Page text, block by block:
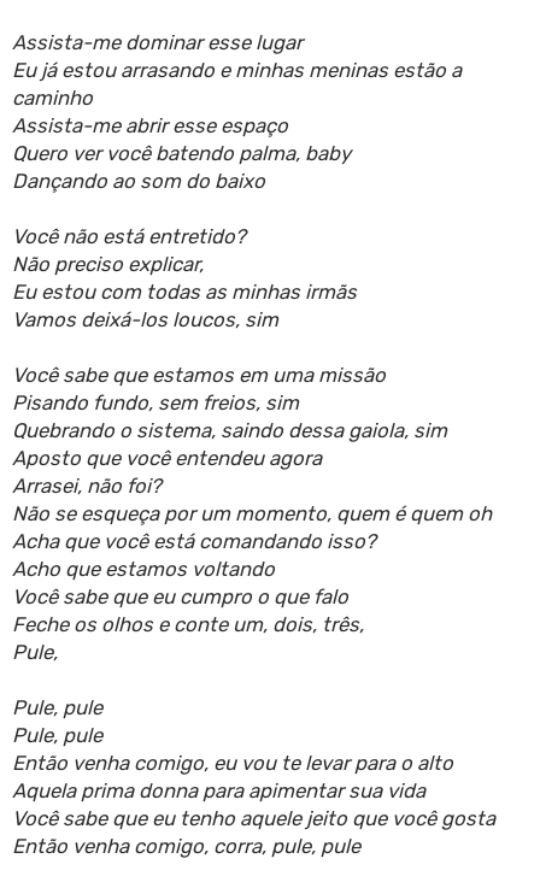
Assista-me dominar esse lugar
Eu já estou arrasando e minhas meninas estão a
caminho
Assista-me abrir esse espaço
Quero ver você batendo palma, baby
Dançando ao som do baixo
Você não está entretido?
Não preciso explicar,
Eu estou com todas as minhas irmãs
Vamos deixá-los loucos, sim
Você sabe que estamos em uma missão
Pisando fundo, sem freios, sim
Quebrando o sistema, saindo dessa gaiola, sim
Aposto que você entendeu agora
Arrasei, não foi?
Não se esqueça por um momento, quem é quem oh
Acha que você está comandando isso?
Acho que estamos voltando
Você sabe que eu cumpro o que falo
Feche os olhos e conte um, dois, três,
Pule,
Pule, pule
Pule, pule
Então venha comigo, eu vou te levar para o alto
Aquela prima donna para apimentar sua vida
Você sabe que eu tenho aquele jeito que você gosta
Então venha comigo, corra, pule, pule